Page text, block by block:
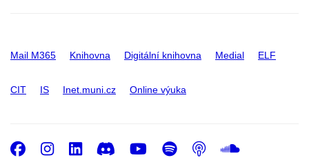
Mail M365 Knihovna Digitální knihovna Medial ELF
CIT IS Inet.muni.cz Online výuka
Facebook
Instagram
LinkedIn
DiscordYoutube
Spotify
Podcast